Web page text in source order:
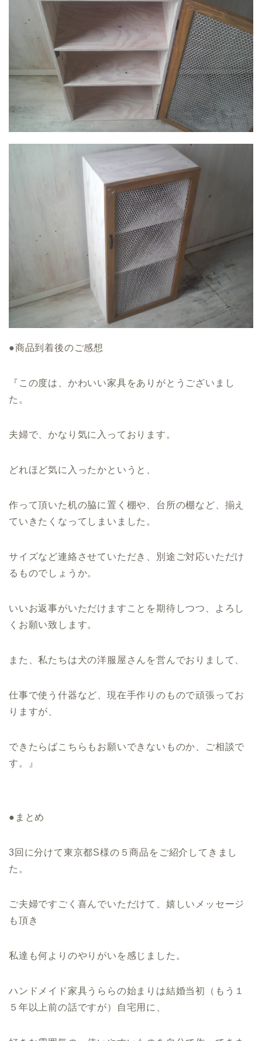
●商品到着後のご感想
『この度は、かわいい家具をありがとうございまし
た。
夫婦で、かなり気に入っております。
どれほど気に入ったかというと、
作って頂いた机の脇に置く棚や、台所の棚など、揃え
ていきたくなってしまいました。
サイズなど連絡させていただき、別途ご対応いただけ
るものでしょうか。
いいお返事がいただけますことを期待しつつ、よろし
くお願い致します。
また、私たちは犬の洋服屋さんを営んでおりまして、
仕事で使う什器など、現在手作りのもので頑張ってお
りますが、
できたらばこちらもお願いできないものか、ご相談で
す。』
●まとめ
3回に分けて東京都S様の５商品をご紹介してきまし
た。
ご夫婦ですごく喜んでいただけて、嬉しいメッセージ
も頂き
私達も何よりのやりがいを感じました。
ハンドメイド家具うららの始まりは結婚当初（もう１
５年以上前の話ですが）自宅用に、